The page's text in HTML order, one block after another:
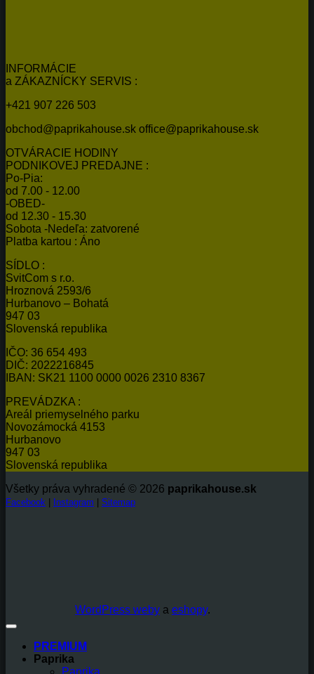
INFORMÁCIE
a ZÁKAZNÍCKY SERVIS :
+421 907 226 503
obchod@paprikahouse.sk office@paprikahouse.sk
OTVÁRACIE HODINY
PODNIKOVEJ PREDAJNE :
Po-Pia:
od 7.00 - 12.00
-OBED-
od 12.30 - 15.30
Sobota -Nedeľa: zatvorené
Platba kartou : Áno
SÍDLO :
SvitCom s r.o.
Hroznová 2593/6
Hurbanovo – Bohatá
947 03
Slovenská republika
IČO: 36 654 493
DIČ: 2022216845
IBAN: SK21 1100 0000 0026 2310 8367
PREVÁDZKA :
Areál priemyselného parku
Novozámocká 4153
Hurbanovo
947 03
Slovenská republika
Všetky práva vyhradené © 2026 paprikahouse.sk
Facebook Instagram Sitemap
WordPress weby a eshopy.
PREMIUM
Paprika